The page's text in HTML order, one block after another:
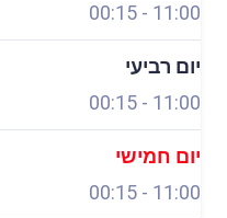
11:00
-
00:15
יום רביעי
11:00
-
00:15
יום חמישי
11:00
-
00:15